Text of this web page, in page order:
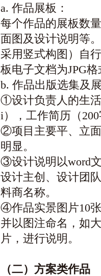
a. 作品展板：
每个作品的展板数
面图及设计说明等
采用竖式构图）自
板电子文档为JPG
b. 作品出版选集及
①设计负责人的生
i），工作简历（
②项目主要平、立面
明显。
③设计说明以word
设计主创、设计团
料商名称。
④作品实景图片10
并以图注命名，如
片，进行说明。
（二）方案类作品